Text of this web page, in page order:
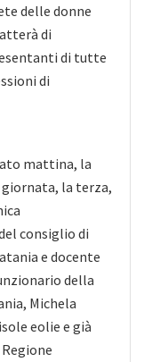
delle donne
di
di tutte
di
mattina, la
la terza,
consiglio di
e docente
della
Michela
eolie e già